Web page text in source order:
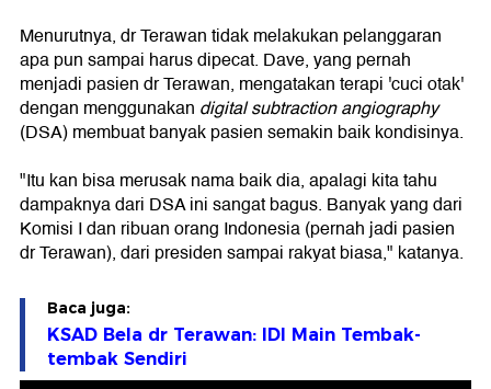
Menurutnya, dr Terawan tidak melakukan pelanggaran
apa pun sampai harus dipecat. Dave, yang pernah
menjadi pasien dr Terawan, mengatakan terapi 'cuci otak'
dengan menggunakan digital subtraction angiography
(DSA) membuat banyak pasien semakin baik kondisinya.
"Itu kan bisa merusak nama baik dia, apalagi kita tahu
dampaknya dari DSA ini sangat bagus. Banyak yang dari
Komisi I dan ribuan orang Indonesia (pernah jadi pasien
dr Terawan), dari presiden sampai rakyat biasa," katanya.
Baca juga:
KSAD Bela dr Terawan: IDI Main Tembak-
tembak Sendiri